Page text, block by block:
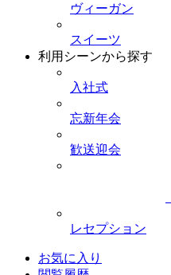
ヴィーガン
スイーツ
利用シーンから探す
入社式
忘新年会
歓送迎会
レセプション
お気に入り